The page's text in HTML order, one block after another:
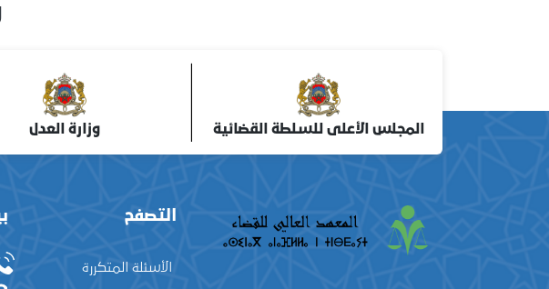
المجلس الأعلى للسلطة القضائية وزارة العدل
التصفح
الأسئلة المتكررة